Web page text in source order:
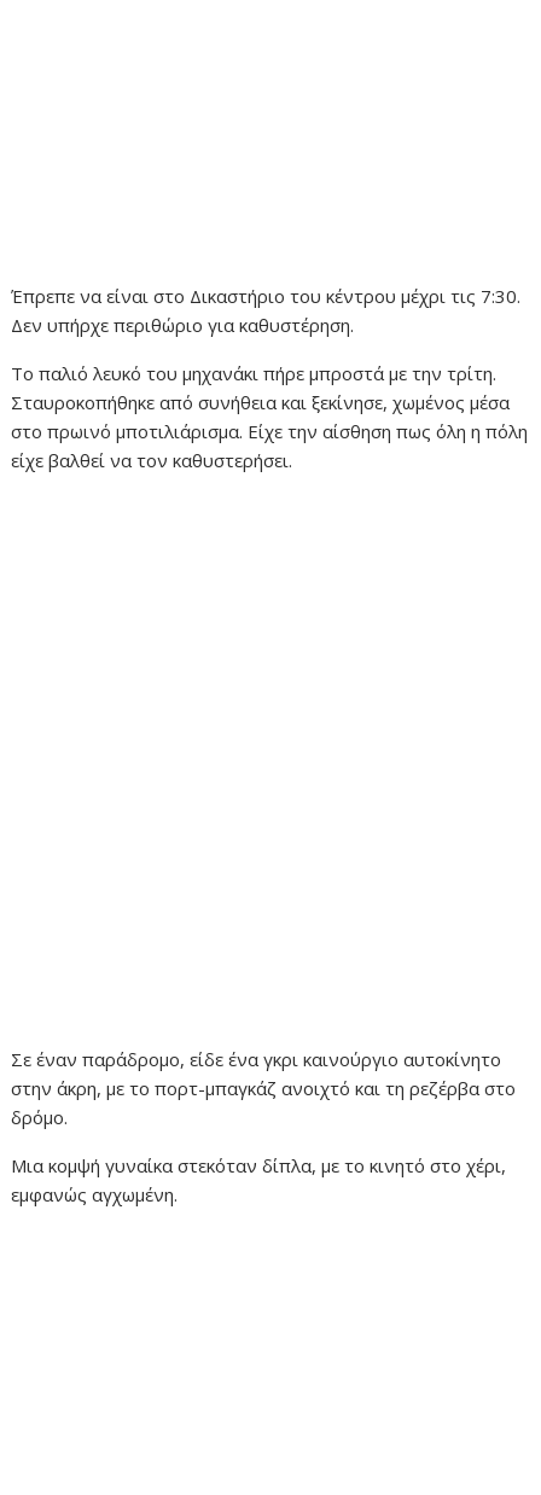
Έπρεπε να είναι στο Δικαστήριο του κέντρου μέχρι τις 7:30.
Δεν υπήρχε περιθώριο για καθυστέρηση.
Το παλιό λευκό του μηχανάκι πήρε μπροστά με την τρίτη.
Σταυροκοπήθηκε από συνήθεια και ξεκίνησε, χωμένος μέσα
στο πρωινό μποτιλιάρισμα. Είχε την αίσθηση πως όλη η πόλη
είχε βαλθεί να τον καθυστερήσει.
Σε έναν παράδρομο, είδε ένα γκρι καινούργιο αυτοκίνητο
στην άκρη, με το πορτ-μπαγκάζ ανοιχτό και τη ρεζέρβα στο
δρόμο.
Μια κομψή γυναίκα στεκόταν δίπλα, με το κινητό στο χέρι,
εμφανώς αγχωμένη.